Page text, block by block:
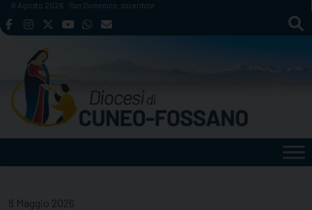
Skip
to
8 Agosto 2026 San Domenico, sacerdote
8 Maggio 2026